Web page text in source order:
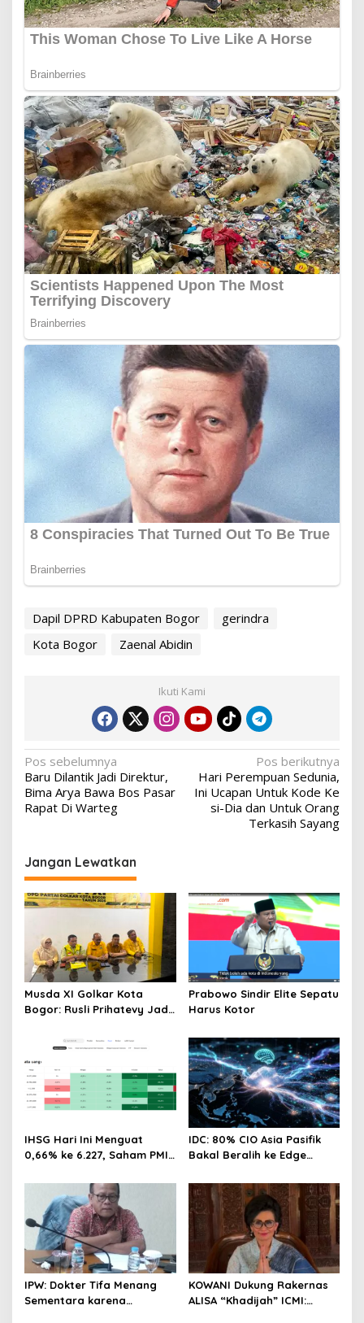
Dapil DPRD Kabupaten Bogor
gerindra
Kota Bogor
Zaenal Abidin
Ikuti Kami
Navigasi
pos
Pos sebelumnya
Baru Dilantik Jadi Direktur,
Bima Arya Bawa Bos Pasar
Rapat Di Warteg
Pos berikutnya
Hari Perempuan Sedunia,
Ini Ucapan Untuk Kode Ke
si-Dia dan Untuk Orang
Terkasih Sayang
Jangan Lewatkan
Musda XI Golkar Kota
Bogor: Rusli Prihatevy Jadi
Prabowo Sindir Elite Sepatu
Harus Kotor
IHSG Hari Ini Menguat
0,66% ke 6.227, Saham PMII,
28%! Ini Daftar Saham
Paling Cuan & Volume
Tertinggi 31 Juli 2026
IDC: 80% CIO Asia Pasifik
Bakal Beralih ke Edge
pada 2027
IPW: Dokter Tifa Menang
Sementara karena
KOWANI Dukung Rakernas
ALISA “Khadijah” ICMI: